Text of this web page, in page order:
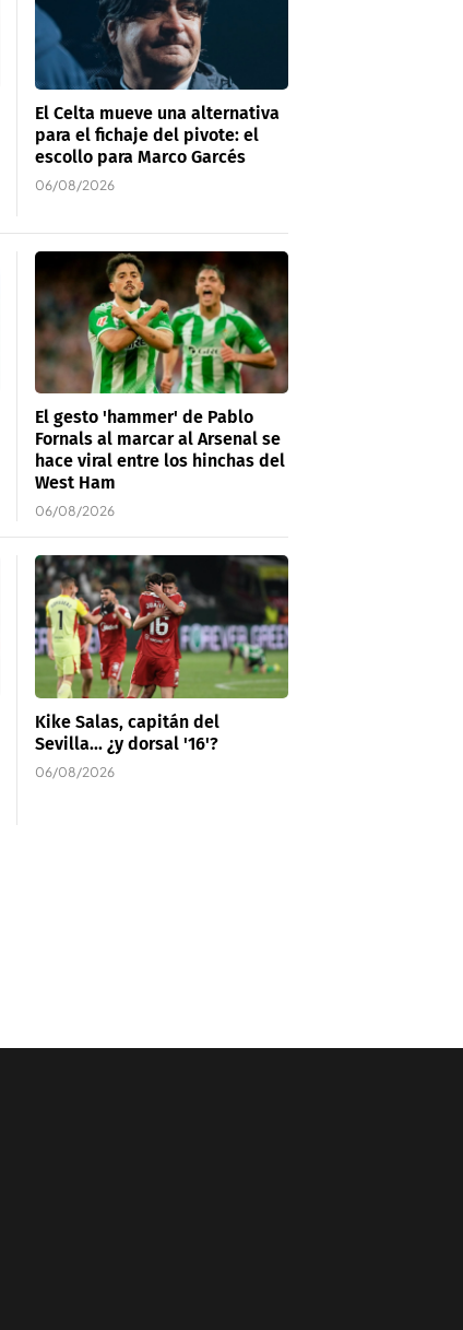
El Celta mueve una alternativa
para el fichaje del pivote: el
escollo para Marco Garcés
06/08/2026
El gesto 'hammer' de Pablo
Fornals al marcar al Arsenal se
hace viral entre los hinchas del
West Ham
06/08/2026
Kike Salas, capitán del
Sevilla... ¿y dorsal '16'?
06/08/2026